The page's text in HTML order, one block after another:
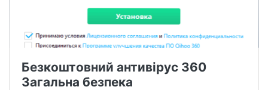
Безкоштовний антивірус 360
Загальна безпека